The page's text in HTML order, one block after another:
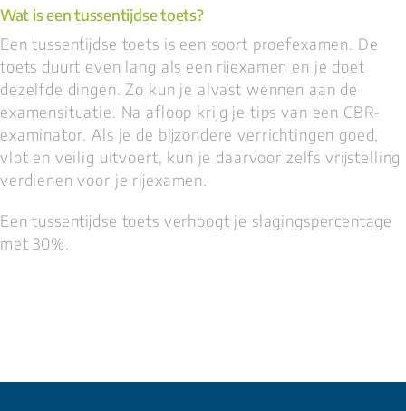
Wat is een tussentijdse toets?
Een tussentijdse toets is een soort proefexamen. De
toets duurt even lang als een rijexamen en je doet
dezelfde dingen. Zo kun je alvast wennen aan de
examensituatie. Na afloop krijg je tips van een CBR-
examinator. Als je de bijzondere verrichtingen goed,
vlot en veilig uitvoert, kun je daarvoor zelfs vrijstelling
verdienen voor je rijexamen.
Een tussentijdse toets verhoogt je slagingspercentage
met 30%.